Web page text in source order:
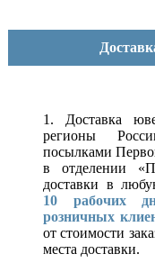
1. Доставка
регионы
посылками
в отделении
доставки в
10 рабочих
розничных
от стоимости
места доставки.